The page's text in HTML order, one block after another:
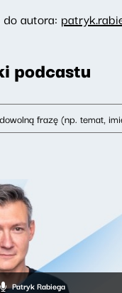
autora:
podcastu
Patryk Rabiega